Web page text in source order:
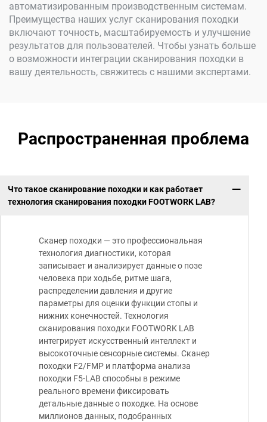
автоматизированным производственным системам.
Преимущества наших услуг сканирования походки
включают точность, масштабируемость и улучшение
результатов для пользователей. Чтобы узнать больше
о возможности интеграции сканирования походки в
вашу деятельность, свяжитесь с нашими экспертами.
Распространенная проблема
Что такое сканирование походки и как работает
технология сканирования походки FOOTWORK LAB?
Сканер походки — это профессиональная
технология диагностики, которая
записывает и анализирует данные о позе
человека при ходьбе, ритме шага,
распределении давления и другие
параметры для оценки функции стопы и
нижних конечностей. Технология
сканирования походки FOOTWORK LAB
интегрирует искусственный интеллект и
высокоточные сенсорные системы. Сканер
походки F2/FMP и платформа анализа
походки F5-LAB способны в режиме
реального времени фиксировать
детальные данные о походке. На основе
миллионов данных, подобранных